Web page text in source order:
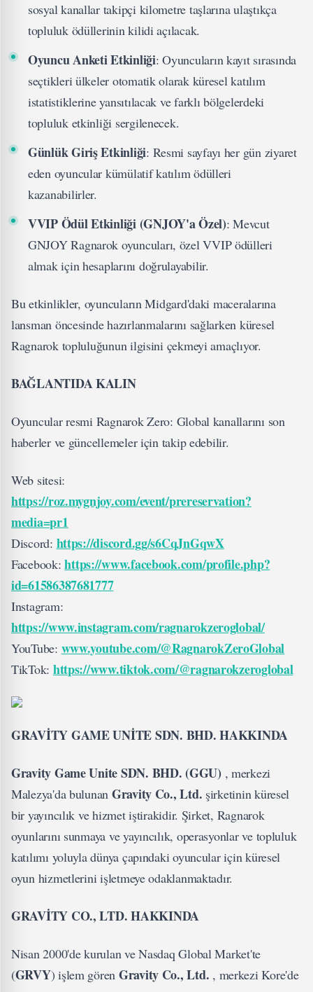
sosyal kanallar takipçi kilometre taşlarına ulaştıkça
topluluk ödüllerinin kilidi açılacak.
Oyuncu Anketi Etkinliği: Oyuncuların kayıt sırasında
seçtikleri ülkeler otomatik olarak küresel katılım
istatistiklerine yansıtılacak ve farklı bölgelerdeki
topluluk etkinliği sergilenecek.
Günlük Giriş Etkinliği: Resmi sayfayı her gün ziyaret
eden oyuncular kümülatif katılım ödülleri
kazanabilirler.
VVIP Ödül Etkinliği (GNJOY'a Özel): Mevcut
GNJOY Ragnarok oyuncuları, özel VVIP ödülleri
almak için hesaplarını doğrulayabilir.
Bu etkinlikler, oyuncuların Midgard'daki maceralarına
lansman öncesinde hazırlanmalarını sağlarken küresel
Ragnarok topluluğunun ilgisini çekmeyi amaçlıyor.
BAĞLANTIDA KALIN
Oyuncular resmi Ragnarok Zero: Global kanallarını son
haberler ve güncellemeler için takip edebilir.
Web sitesi:
https://roz.mygnjoy.com/event/prereservation?
media=pr1
Discord: https://discord.gg/s6CqJnGqwX
Facebook:https://www.facebook.com/profile.php?
id=61586387681777
Instagram:
https://www.instagram.com/ragnarokzeroglobal/
YouTube: www.youtube.com/@RagnarokZeroGlobal
TikTok: https://www.tiktok.com/@ragnarokzeroglobal
GRAVİTY GAME UNİTE SDN. BHD. HAKKINDA
Gravity Game UniteSDN. BHD. (GGU) , merkezi
Malezya'da bulunan Gravity Co., Ltd. şirketinin küresel
bir yayıncılık ve hizmet iştirakidir. Şirket, Ragnarok
oyunlarını sunmaya ve yayıncılık, operasyonlar ve topluluk
katılımı yoluyla dünya çapındaki oyuncular için küresel
oyun hizmetlerini işletmeye odaklanmaktadır.
GRAVİTY CO., LTD. HAKKINDA
Nisan 2000'de kurulan ve Nasdaq Global Market'te
(GRVY) işlem gören Gravity Co., Ltd. , merkezi Kore'de